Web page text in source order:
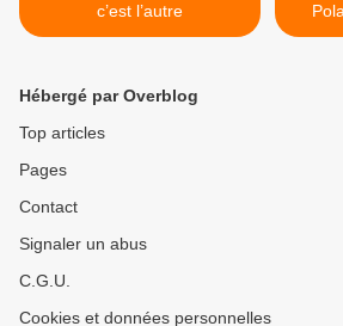
c’est l’autre
Hébergé par Overblog
Top articles
Pages
Contact
Signaler un abus
C.G.U.
Cookies et données personnelles